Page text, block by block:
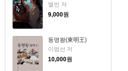
별빈 저
9,000원
동명왕(東明王)
이범선 저
10,000원